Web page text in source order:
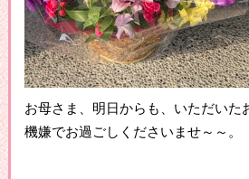
お母さま、明日からも、いただいた
機嫌でお過ごしくださいませ～～。